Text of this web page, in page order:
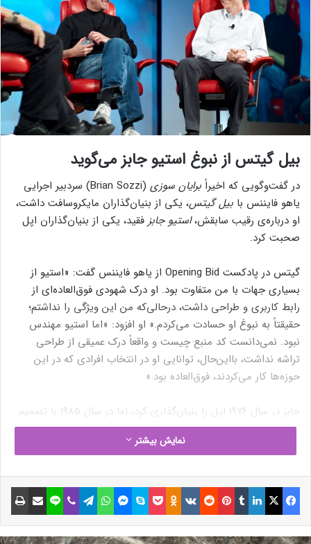
بیل گیتس از نبوغ استیو جابز می‌گوید
در گفت‌وگویی که اخیراً برایان سوزی
(Brian Sozzi) سردبیر اجرایی
یاهو فایننس با بیل گیتس، یکی از بنیان‌گذاران مایکروسافت داشت،
او درباره‌ی رقیب سابقش،استیو جابز فقید، یکی از بنیان‌گذاران اپل
صحبت کرد.
گیتس در پادکست Opening Bid از یاهو فایننس گفت: «استیو از
بسیاری جهات با من متفاوت بود. او درک شهودی فوق‌العاده‌ای از
رابط کاربری و طراحی داشت، درحالی‌که من این ویژگی را نداشتم؛
حقیقتاً به نبوغ او حسادت می‌کردم.» او افزود: «اما استیو مهندس
نبود. نمی‌دانست کد منبع چیست و واقعاً درک عمیقی از طراحی
تراشه نداشت، بااین‌حال، توانایی او در انتخاب افرادی که در این
حوزه‌ها کار می‌کردند، فوق‌العاده بود.»
جابز در سال ۱۹۷۶ اپل را بنیان‌گذاری کرد، اما در سال ۱۹۸۵ با تصمیم
هیئت‌مدیره و مدیرعامل وقت،جان اسکالی، از شرکت اخراج شد. در
سال ۱۹۹۷، او به‌طور درخشان به اپل بازگشت و شرکت را احیا کرد. در
جابز در رویداد MacWorld با پوشیدن جلیقه‌ی مشکی و شلوار جین
تیره، از همکاری جدید اپل و مایکروسافت خبر داد که شامل
سرمایه‌گذاری ۱۵۰ میلیون دلاری مایکروسافت بود. بر اساس توافق
نمایش بیشتر
فیسبوک ایکس لینکداین تامبلر پینتریست Reddit
VKontakte
Odnoklassniki پاکت اسکایپ مسنجر واتس آپ تلگرام وایبر لاین اشتراک گذاری با ایمیل